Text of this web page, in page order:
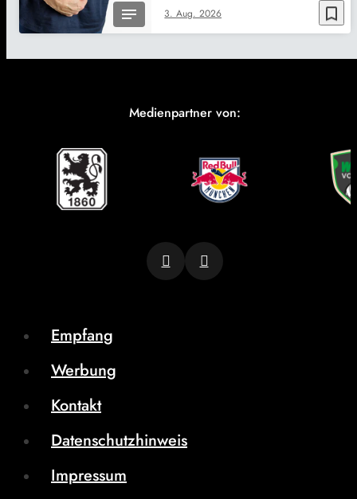
bookmark_border
3. Aug. 2026
Medienpartner von:
Empfang
Werbung
Kontakt
Datenschutzhinweis
Impressum